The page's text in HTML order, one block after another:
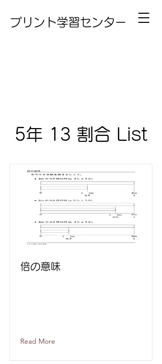
プリント学習センター
5年 13 割合 List
倍の意味
Read More